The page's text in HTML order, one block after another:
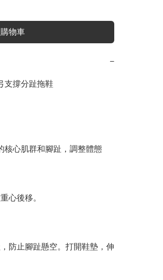
物車
−
支撐分趾拖鞋
核心肌群和腳趾，調整體態
心後移。
防止腳趾懸空。打開鞋墊，伸